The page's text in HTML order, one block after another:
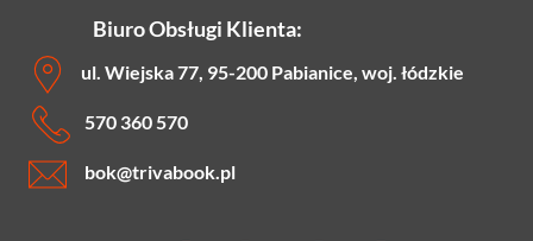
Biuro Obsługi Klienta:
ul. Wiejska 77, 95-200 Pabianice, woj. łódzkie
570 360 570
bok@trivabook.pl